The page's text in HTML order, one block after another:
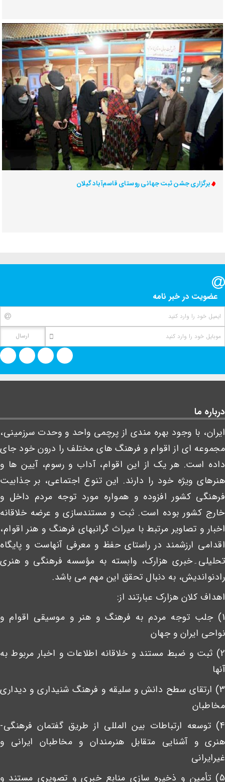
برگزاری جشن ثبت جهانی روستای قاسم‌آباد گیلان
عضویت در خبر نامه
درباره ما
ایران، با وجود بهره مندی از پرچمی واحد و وحدت سرزمینی،
مجموعه ای از اقوام و فرهنگ های مختلف را درون خود جای
داده است. هر یک از این اقوام، آداب و رسوم، آیین ها و
هنرهای ویژه خود را دارند. این تنوع اجتماعی، بر جذابیت
فرهنگی کشور افزوده و همواره مورد توجه مردم داخل و
خارج کشور بوده است. ثبت و مستندسازی و عرضه خلاقانه
اخبار و تصاویر مرتبط با میراث گرانبهای فرهنگ و هنر اقوام،
اقدامی ارزشمند در راستای حفظ و معرفی آنهاست و پایگاه
تحلیلی۔خبری هزارک، وابسته به مؤسسه فرهنگی و هنری
رادنواندیش، به دنبال تحقق این مهم می باشد.
اهداف کلان هزارک عبارتند از:
1) جلب توجه مردم به فرهنگ و هنر و موسیقی اقوام و
نواحی ایران و جهان
2) ثبت و ضبط مستند و خلاقانه اطلاعات و اخبار مربوط به
آنها
3) ارتقای سطح دانش و سلیقه و فرهنگ شنیداری و دیداری
مخاطبان
4) توسعه ارتباطات بین المللی از طریق گفتمان فرهنگی-
هنری و آشنایی متقابل هنرمندان و مخاطبان ایرانی و
غیرایرانی
5) تأمین و ذخیره سازی منابع خبری و تصویری مستند و